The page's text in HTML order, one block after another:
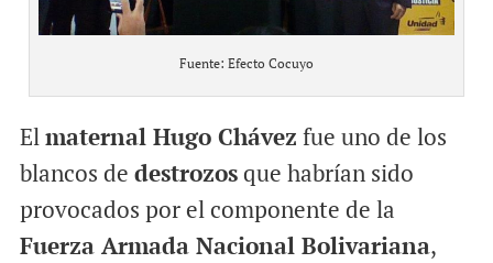
Fuente: Efecto Cocuyo
Elmaternal Hugo Chávez fue uno de los
blancos de destrozosque habrían sido
provocados por el componente de la
Fuerza Armada Nacional Bolivariana,